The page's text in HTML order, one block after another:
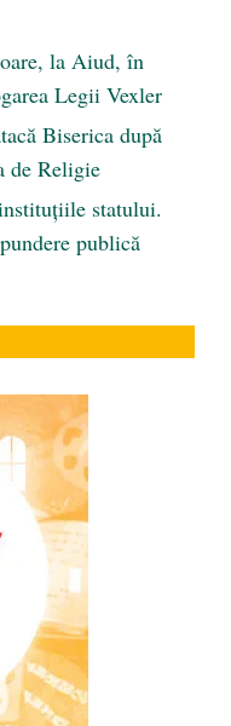
la Aiud, în
Legii Vexler
Biserica după
de Religie
statului.
publică